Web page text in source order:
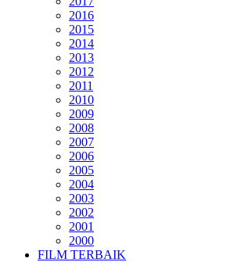
2016
2015
2014
2013
2012
2011
2010
2009
2008
2007
2006
2005
2004
2003
2002
2001
2000
FILM TERBAIK